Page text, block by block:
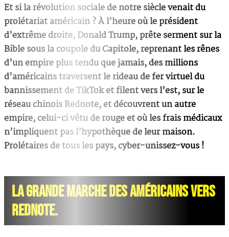
Et si la révolution sociale de notre siècle venait du
prolétariat américain ? À l’heure où le président
d’extrême droite, Donald Trump, prête serment sur la
Bible sous la coupole du Capitole, reprenant les rênes
d’un empire plus tendu que jamais, des millions
d’américains traversent le rideau de fer virtuel du
bannissement de TikTok et filent vers l’est, sur le
réseau chinois Rednote, et découvrent un autre
empire, celui-ci vêtu de rouge et où les frais médicaux
n’impliquent pas l’hypothèque de leur maison.
Prolétaires de tous les pays, cyber-unissez-vous !
LA GRANDE MARCHE DES AMÉRICAINS VERS
REDNOTE.